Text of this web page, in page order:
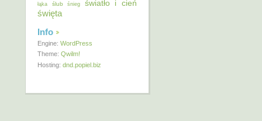
łąka ślub śnieg światło i cień
święta
Info
Engine: WordPress
Theme: Qwilm!
Hosting: dnd.popiel.biz